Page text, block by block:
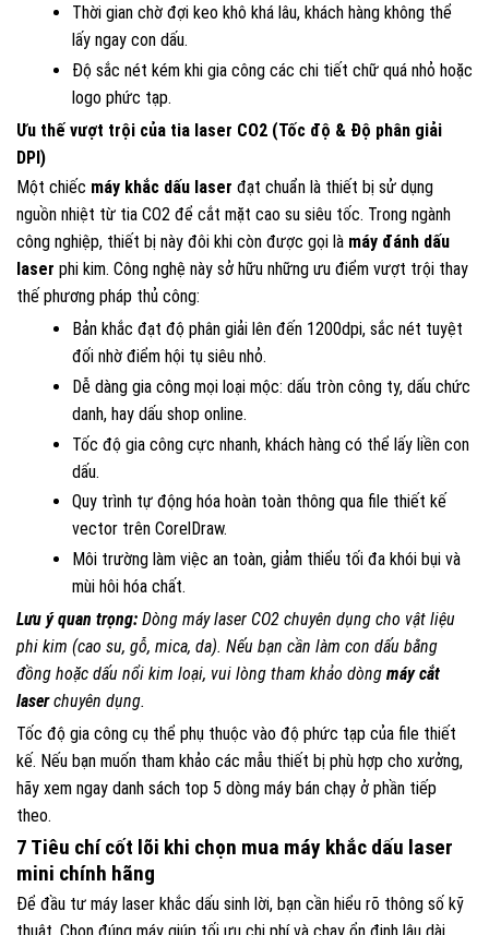
Thời gian chờ đợi keo khô khá lâu, khách hàng không thể
lấy ngay con dấu.
Độ sắc nét kém khi gia công các chi tiết chữ quá nhỏ hoặc
logo phức tạp.
Ưu thế vượt trội của tia laser CO2 (Tốc độ & Độ phân giải
DPI)
Một chiếc máy khắc dấu laser đạt chuẩn là thiết bị sử dụng
nguồn nhiệt từ tia CO2 để cắt mặt cao su siêu tốc. Trong ngành
công nghiệp, thiết bị này đôi khi còn được gọi là máy đánh dấu
laser phi kim. Công nghệ này sở hữu những ưu điểm vượt trội thay
thế phương pháp thủ công:
Bản khắc đạt độ phân giải lên đến 1200dpi, sắc nét tuyệt
đối nhờ điểm hội tụ siêu nhỏ.
Dễ dàng gia công mọi loại mộc: dấu tròn công ty, dấu chức
danh, hay dấu shop online.
Tốc độ gia công cực nhanh, khách hàng có thể lấy liền con
dấu.
Quy trình tự động hóa hoàn toàn thông qua file thiết kế
vector trên CorelDraw.
Môi trường làm việc an toàn, giảm thiểu tối đa khói bụi và
mùi hôi hóa chất.
Lưu ý quan trọng: Dòng máy laser CO2 chuyên dụng cho vật liệu
phi kim (cao su, gỗ, mica, da). Nếu bạn cần làm con dấu bằng
đồng hoặc dấu nổi kim loại, vui lòng tham khảo dòng máy cắt
laserchuyên dụng.
Tốc độ gia công cụ thể phụ thuộc vào độ phức tạp của file thiết
kế. Nếu bạn muốn tham khảo các mẫu thiết bị phù hợp cho xưởng,
hãy xem ngay danh sách top 5 dòng máy bán chạy ở phần tiếp
theo.
7 Tiêu chí cốt lõi khi chọn mua máy khắc dấu laser
mini chính hãng
Để đầu tư máy laser khắc dấu sinh lời, bạn cần hiểu rõ thông số kỹ